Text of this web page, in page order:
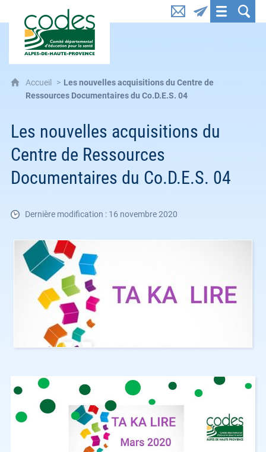
CoDES 04 : Comité départemental d'éducation
Accueil
Les nouvelles acquisitions du Centre de
Ressources Documentaires du Co.D.E.S. 04
Les nouvelles acquisitions du
Centre de Ressources
Documentaires du Co.D.E.S. 04
Dernière modification : 16 novembre 2020